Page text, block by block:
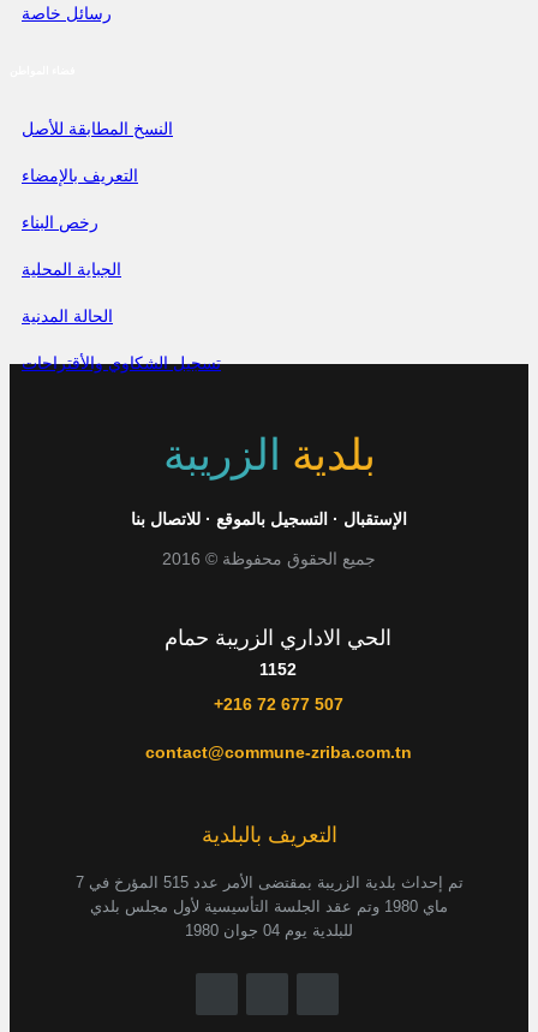
رسائل خاصة
النسخ المطابقة للأصل
التعريف بالإمضاء
رخص البناء
الجباية المحلية
الحالة المدنية
تسجيل الشكاوي والأقتراحات
بلدية الزريبة
للاتصال بنا · التسجيل بالموقع · الإستقبال
جميع الحقوق محفوظة © 2016
الحي الاداري الزريبة حمام
1152
+216 72 677 507
contact@commune-zriba.com.tn
التعريف بالبلدية
تم إحداث بلدية الزريبة بمقتضى الأمر عدد 515 المؤرخ في 7
ماي 1980 وتم عقد الجلسة التأسيسية لأول مجلس بلدي
للبلدية يوم 04 جوان 1980